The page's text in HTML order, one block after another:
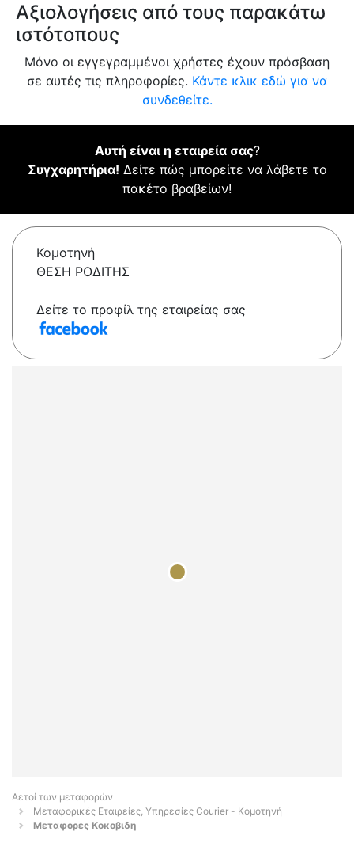
Αξιολογήσεις από τους παρακάτω
ιστότοπους
Μόνο οι εγγεγραμμένοι χρήστες έχουν πρόσβαση
σε αυτές τις πληροφορίες. Κάντε κλικ εδώ για να
συνδεθείτε.
Αυτή είναι η εταιρεία σας?
Συγχαρητήρια! Δείτε πώς μπορείτε να λάβετε το
πακέτο βραβείων!
Κομοτηνή
ΘΕΣΗ ΡΟΔΙΤΗΣ
Δείτε το προφίλ της εταιρείας σας
Αετοί των μεταφορών
Μεταφορικές Εταιρείες, Υπηρεσίες Courier - Κομοτηνή
Μεταφορες Κοκοβιδη